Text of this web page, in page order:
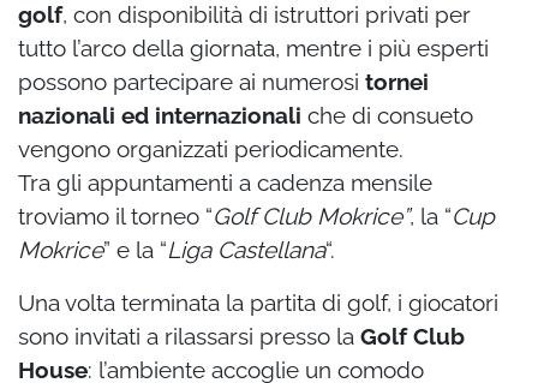
golf, con disponibilità di istruttori privati per
tutto l’arco della giornata, mentre i più esperti
possono partecipare ai numerosi tornei
nazionali ed internazionali che di consueto
vengono organizzati periodicamente.
Tra gli appuntamenti a cadenza mensile
troviamo il torneo “Golf Club Mokrice”, la “Cup
Mokrice” e la “Liga Castellana“.
Una volta terminata la partita di golf, i giocatori
sono invitati a rilassarsi presso la Golf Club
House: l’ambiente accoglie un comodo